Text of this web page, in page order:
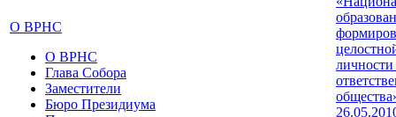
О ВРНС
О ВРНС
Глава Собора
Заместители
Бюро Президиума